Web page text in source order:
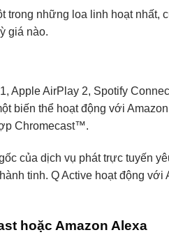
trong những loa linh hoạt nhất,
giá nào.
Apple AirPlay 2, Spotify
biến thể hoạt động với
Chromecast™.
của dịch vụ phát trực tuyến
tinh. Q Active hoạt động với
hoặc Amazon Alexa